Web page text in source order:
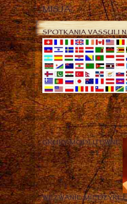
MISJA
SPOTKANIA VASSULI
GRUPY MODLITEWNE
WEZWANIE